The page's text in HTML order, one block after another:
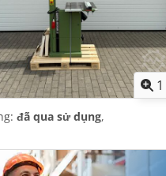
1
đã qua sử dụng,